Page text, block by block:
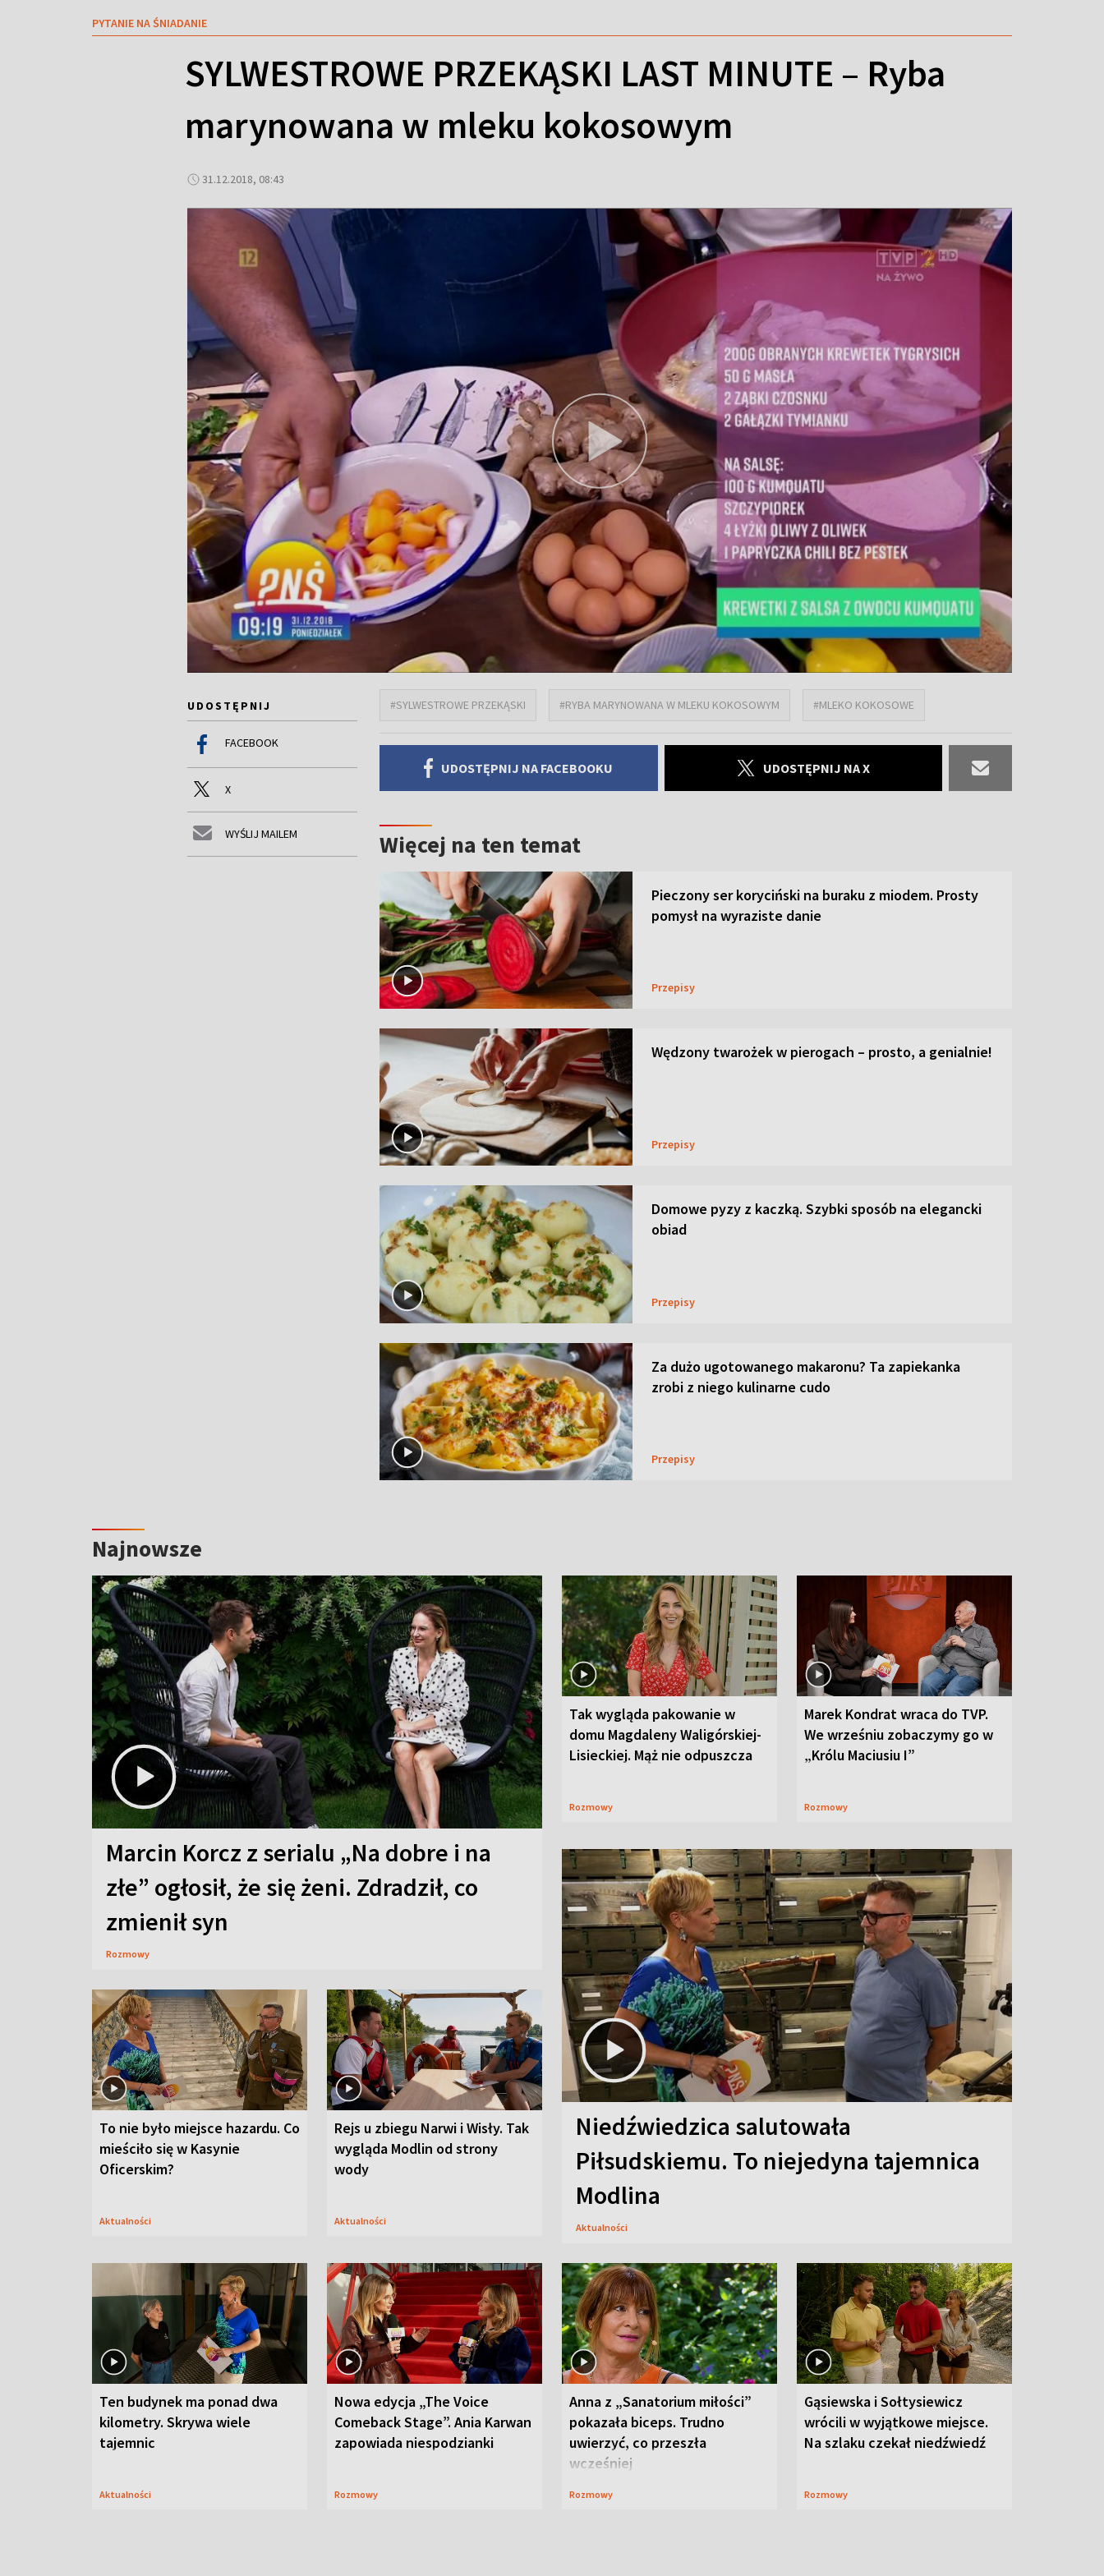
PYTANIE NA ŚNIADANIE
SYLWESTROWE PRZEKĄSKI LAST MINUTE – Ryba
marynowana w mleku kokosowym
31.12.2018, 08:43
UDOSTĘPNIJ
FACEBOOK
X
WYŚLIJ MAILEM
#SYLWESTROWE PRZEKĄSKI #RYBA MARYNOWANA W MLEKU KOKOSOWYM #MLEKO KOKOSOWE
UDOSTĘPNIJ NA FACEBOOKU UDOSTĘPNIJ NA X
Więcej na ten temat
Pieczony ser koryciński na buraku z miodem. Prosty
pomysł na wyraziste danie
Przepisy
Wędzony twarożek w pierogach – prosto, a genialnie!
Przepisy
Domowe pyzy z kaczką. Szybki sposób na elegancki
obiad
Przepisy
Za dużo ugotowanego makaronu? Ta zapiekanka
zrobi z niego kulinarne cudo
Przepisy
Najnowsze
Marcin Korcz z serialu „Na dobre i na
złe” ogłosił, że się żeni. Zdradził, co
zmienił syn
Rozmowy
Tak wygląda pakowanie w
domu Magdaleny Waligórskiej-
Lisieckiej. Mąż nie odpuszcza
Rozmowy
Marek Kondrat wraca do TVP.
We wrześniu zobaczymy go w
„Królu Maciusiu I”
Rozmowy
To nie było miejsce hazardu. Co
mieściło się w Kasynie
Oficerskim?
Aktualności
Rejs u zbiegu Narwi i Wisły. Tak
wygląda Modlin od strony
wody
Aktualności
Niedźwiedzica salutowała
Piłsudskiemu. To niejedyna tajemnica
Modlina
Aktualności
Ten budynek ma ponad dwa
kilometry. Skrywa wiele
tajemnic
Aktualności
Nowa edycja „The Voice
Comeback Stage”. Ania Karwan
zapowiada niespodzianki
Rozmowy
Anna z „Sanatorium miłości”
pokazała biceps. Trudno
uwierzyć, co przeszła
wcześniej
Rozmowy
Gąsiewska i Sołtysiewicz
wrócili w wyjątkowe miejsce.
Na szlaku czekał niedźwiedź
Rozmowy